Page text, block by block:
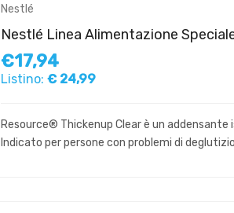
Nestlé
Nestlé Linea Alimentazione
€17,94
Listino: € 24,99
Resource® Thickenup Clear è un
Indicato per persone con problemi di